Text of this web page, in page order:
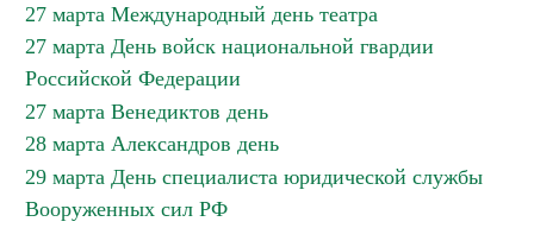
27 марта Международный день театра
27 марта День войск национальной гвардии
Российской Федерации
27 марта Венедиктов день
28 марта Александров день
29 марта День специалиста юридической службы
Вооруженных сил РФ